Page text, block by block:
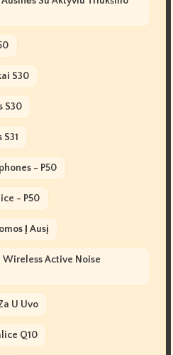
S30
S30
- P50
- P50
Į Ausį
Wireless Active Noise
U Uvo
Q10